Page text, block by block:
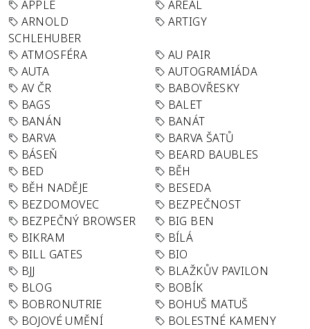
APPLE
AREÁL
ARNOLD
SCHLEHUBER
ARTIGY
ATMOSFÉRA
AU PAIR
AUTA
AUTOGRAMIÁDA
AV ČR
BABOVŘESKY
BAGS
BALET
BANÁN
BANÁT
BARVA
BARVA ŠATŮ
BÁSEŇ
BEARD BAUBLES
BED
BĚH
BĚH NADĚJE
BESEDA
BEZDOMOVEC
BEZPEČNOST
BEZPEČNÝ BROWSER
BIG BEN
BIKRAM
BÍLÁ
BILL GATES
BIO
BJJ
BLAŽKŮV PAVILON
BLOG
BOBÍK
BOBRONUTRIE
BOHUŠ MATUŠ
BOJOVÉ UMĚNÍ
BOLESTNÉ KAMENY